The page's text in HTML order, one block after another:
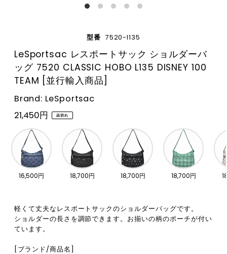
型番 7520-l135
LeSportsac レスポートサック ショルダーバ
ッグ 7520 CLASSIC HOBO L135 DISNEY 100
TEAM [並行輸入商品]
Brand: LeSportsac
21,450円 品切れ
16,500円 18,700円 18,700円 18,700円
軽くて丈夫なレスポートサックのショルダーバッグです。
ショルダーの長さを調節できます。お揃いの柄のポーチが付い
ています。
[ブランド/商品名]